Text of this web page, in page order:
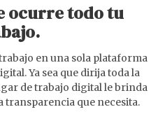
ocurre todo tu
en una sola plataforma
Ya sea que dirija toda la
de trabajo digital le brinda
transparencia que necesita.